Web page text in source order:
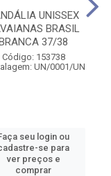
UNISSEX
BRASIL
37/38
Código: 153738
UN/0001/UN
seu login ou
se para
ver preços e
comprar